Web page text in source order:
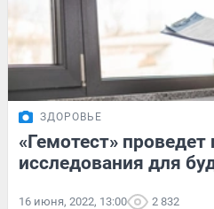
ЗДОРОВЬЕ
«Гемотест» проведет
исследования для
16 июня, 2022, 13:00 2 832